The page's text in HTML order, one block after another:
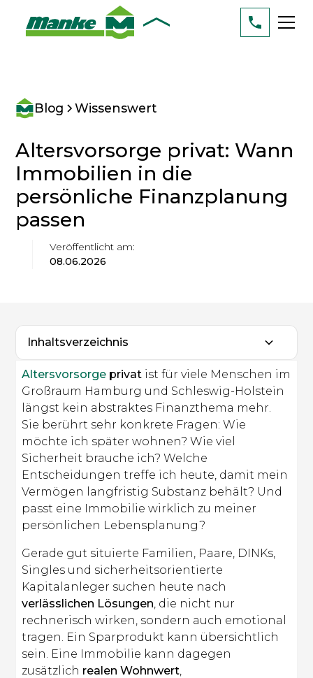
Blog Wissenswert
Altersvorsorge privat: Wann
Immobilien in die
persönliche Finanzplanung
passen
Veröffentlicht am:
08.06.2026
Inhaltsverzeichnis
Heading 2
Altersvorsorge privat ist für viele Menschen im
Großraum Hamburg und Schleswig-Holstein
längst kein abstraktes Finanzthema mehr.
Sie berührt sehr konkrete Fragen: Wie
möchte ich später wohnen? Wie viel
Sicherheit brauche ich? Welche
Entscheidungen treffe ich heute, damit mein
Vermögen langfristig Substanz behält? Und
passt eine Immobilie wirklich zu meiner
persönlichen Lebensplanung?
Gerade gut situierte Familien, Paare, DINKs,
Singles und sicherheitsorientierte
Kapitalanleger suchen heute nach
verlässlichen Lösungen , die nicht nur
rechnerisch wirken, sondern auch emotional
tragen. Ein Sparprodukt kann übersichtlich
sein. Eine Immobilie kann dagegen
zusätzlich realen Wohnwert